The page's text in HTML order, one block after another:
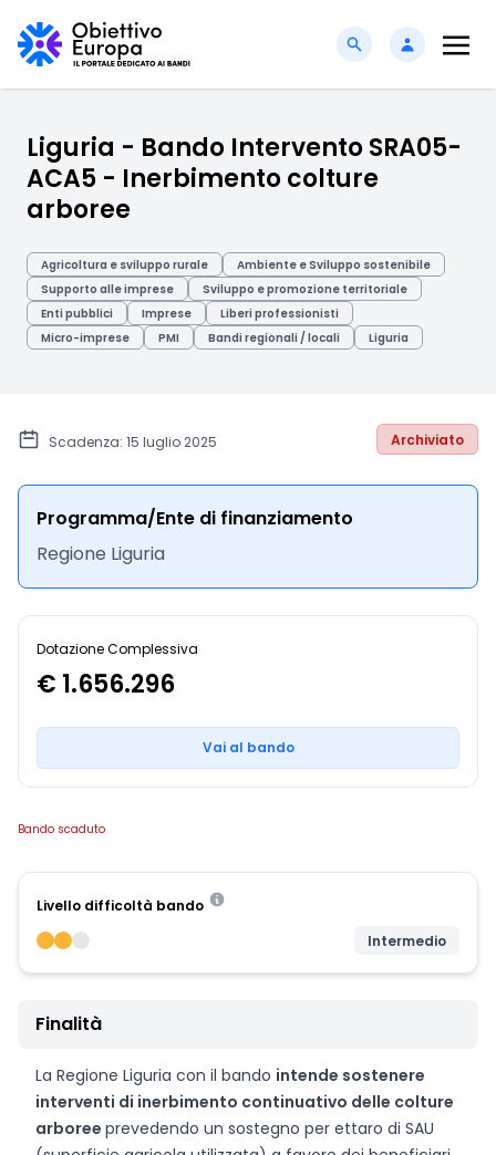
Liguria - Bando Intervento SRA05-
ACA5 - Inerbimento colture
arboree
Agricoltura e sviluppo rurale
Ambiente e Sviluppo sostenibile
Supporto alle imprese
Sviluppo e promozione territoriale
Enti pubblici
Imprese
Liberi professionisti
Micro-imprese
PMI Bandi regionali / locali Liguria
Scadenza: 15 luglio 2025 Archiviato
Programma/Ente di finanziamento
Regione Liguria
Dotazione Complessiva
€ 1.656.296
Vai al bando
Bando scaduto
Livello difficoltà bando
Intermedio
Finalità
La Regione Liguria con il bando intende sostenere
interventi di inerbimento continuativo delle colture
arboree prevedendo un sostegno per ettaro di SAU